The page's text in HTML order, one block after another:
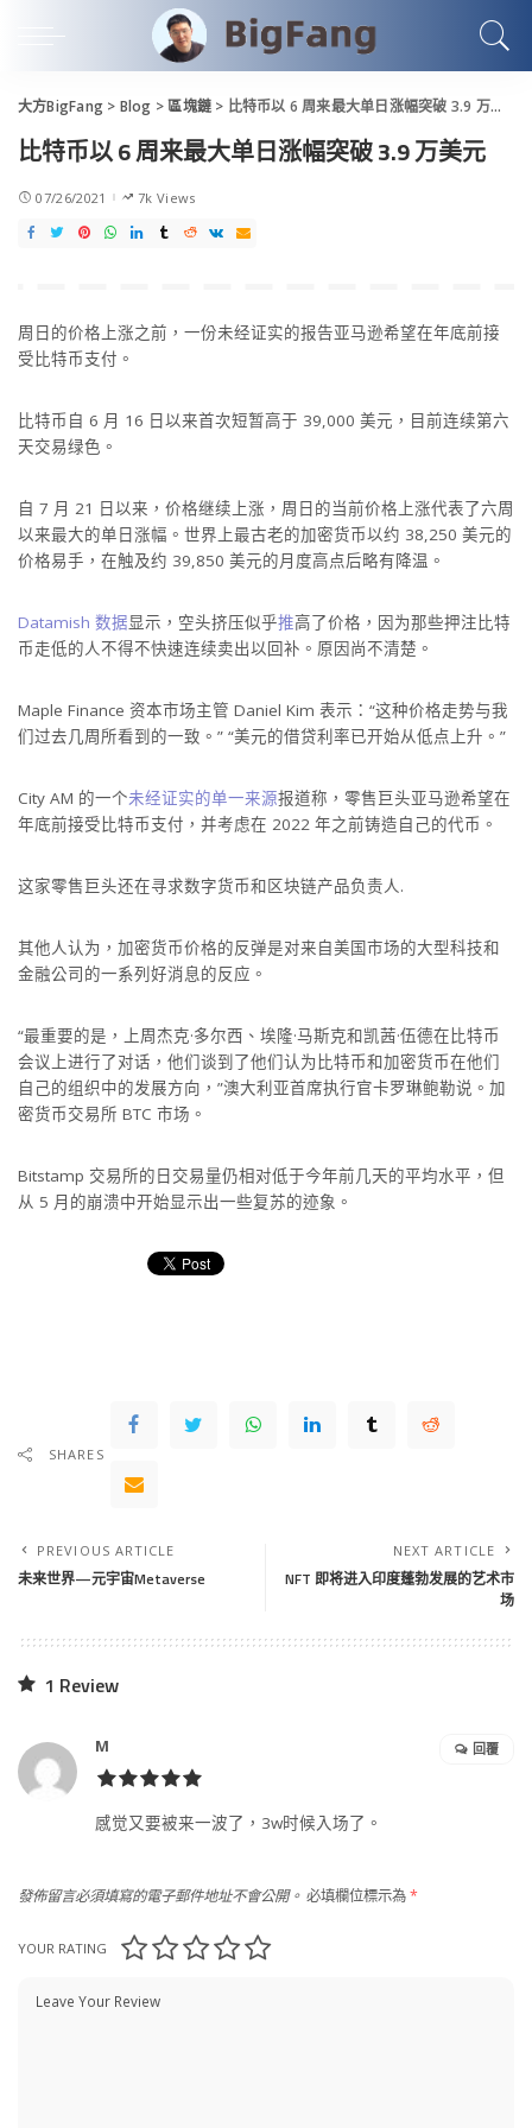
大方BigFang > Blog >區塊鏈 > 比特币以 6 周来最大单日涨幅突破 3.9 万美元
比特币以 6 周来最大单日涨幅突破 3.9 万美元
07/26/2021 7k Views
周日的价格上涨之前，一份未经证实的报告亚马逊希望在年底前接
受比特币支付。
比特币自 6 月 16 日以来首次短暂高于 39,000 美元，目前连续第六
天交易绿色。
自 7 月 21 日以来，价格继续上涨，周日的当前价格上涨代表了六周
以来最大的单日涨幅。世界上最古老的加密货币以约 38,250 美元的
价格易手，在触及约 39,850 美元的月度高点后略有降温。
Datamish 数据显示，空头挤压似乎推高了价格，因为那些押注比特
币走低的人不得不快速连续卖出以回补。原因尚不清楚。
Maple Finance 资本市场主管 Daniel Kim 表示：“这种价格走势与我
们过去几周所看到的一致。” “美元的借贷利率已开始从低点上升。”
City AM 的一个未经证实的单一来源报道称，零售巨头亚马逊希望在
年底前接受比特币支付，并考虑在 2022 年之前铸造自己的代币。
这家零售巨头还在寻求数字货币和区块链产品负责人.
其他人认为，加密货币价格的反弹是对来自美国市场的大型科技和
金融公司的一系列好消息的反应。
“最重要的是，上周杰克·多尔西、埃隆·马斯克和凯茜·伍德在比特币
会议上进行了对话，他们谈到了他们认为比特币和加密货币在他们
自己的组织中的发展方向，”澳大利亚首席执行官卡罗琳鲍勒说。加
密货币交易所 BTC 市场。
Bitstamp 交易所的日交易量仍相对低于今年前几天的平均水平，但
从 5 月的崩溃中开始显示出一些复苏的迹象。
SHARES
PREVIOUS ARTICLE
未来世界—元宇宙Metaverse
NEXT ARTICLE
NFT 即将进入印度蓬勃发展的艺术市
场
1 Review
M
感觉又要被来一波了，3w时候入场了。
回覆
發佈留言必須填寫的電子郵件地址不會公開。 必填欄位標示為*
YOUR RATING